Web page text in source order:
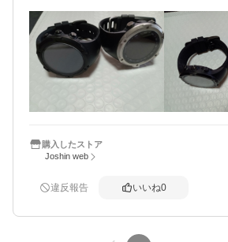
購入したストア
Joshin web
違反報告 いいね0